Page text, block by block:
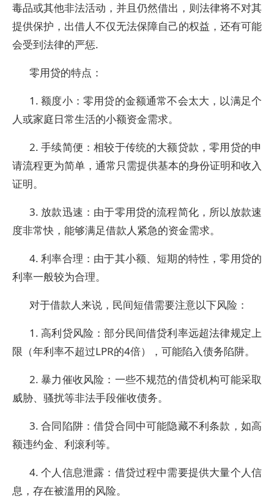
毒品或其他非法活动，并且仍然借出，则法律将不对其
提供保护，出借人不仅无法保障自己的权益，还有可能
会受到法律的严惩.
零用贷的特点：
1. 额度小：零用贷的金额通常不会太大，以满足个
人或家庭日常生活的小额资金需求。
2. 手续简便：相较于传统的大额贷款，零用贷的申
请流程更为简单，通常只需提供基本的身份证明和收入
证明。
3. 放款迅速：由于零用贷的流程简化，所以放款速
度非常快，能够满足借款人紧急的资金需求。
4. 利率合理：由于其小额、短期的特性，零用贷的
利率一般较为合理。
对于借款人来说，民间短借需要注意以下风险：
1. 高利贷风险：部分民间借贷利率远超法律规定上
限（年利率不超过LPR的4倍），可能陷入债务陷阱。
2. 暴力催收风险：一些不规范的借贷机构可能采取
威胁、骚扰等非法手段催收债务。
3. 合同陷阱：借贷合同中可能隐藏不利条款，如高
额违约金、利滚利等。
4. 个人信息泄露：借贷过程中需要提供大量个人信
息，存在被滥用的风险。